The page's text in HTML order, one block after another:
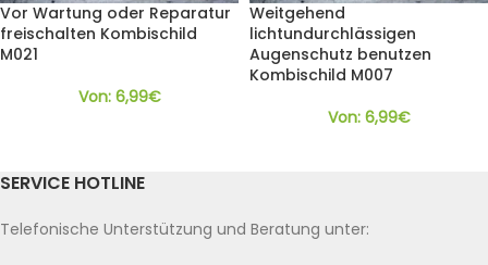
Vor Wartung oder Reparatur
freischalten Kombischild
M021
Von: 6,99€
Weitgehend
lichtundurchlässigen
Augenschutz benutzen
Kombischild M007
Von: 6,99€
SERVICE HOTLINE
Telefonische Unterstützung und Beratung unter: